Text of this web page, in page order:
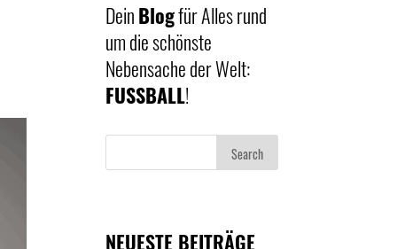
DeinBlogfür Alles rund
um die schönste
Nebensache der Welt:
FUSSBALL!
NEUESTE BEITRÄGE